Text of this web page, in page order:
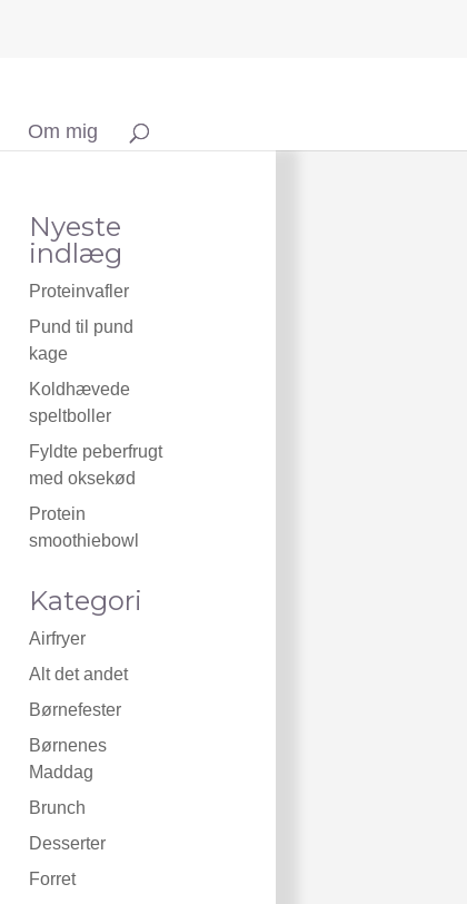
Om mig
Nyeste
indlæg
Proteinvafler
Pund til pund
kage
Koldhævede
speltboller
Fyldte peberfrugt
med oksekød
Protein
smoothiebowl
Kategori
Airfryer
Alt det andet
Børnefester
Børnenes
Maddag
Brunch
Desserter
Forret